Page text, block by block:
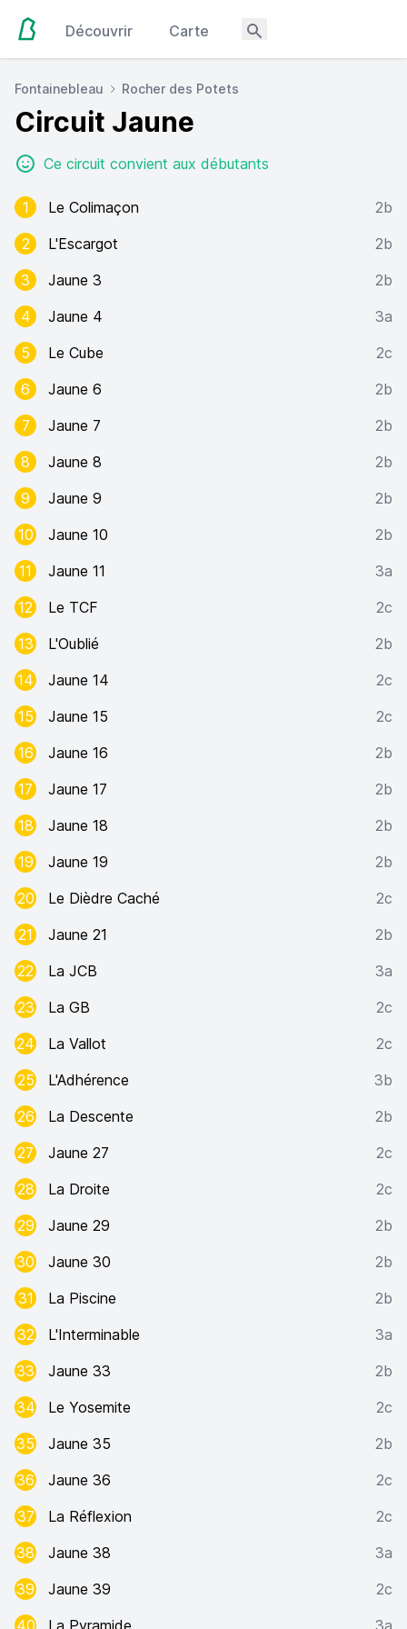
Découvrir Carte
Fontainebleau Rocher des Potets
Circuit Jaune
Ce circuit convient aux débutants
1 Le Colimaçon
2b
2
L'Escargot
2b
3
Jaune 3
2b
4
Jaune 4
3a
5
Le Cube
2c
6
Jaune 6
2b
7
Jaune 7
2b
8
Jaune 8
2b
9
Jaune 9
2b
10
Jaune 10
2b
11
Jaune 11
3a
12
Le TCF
2c
13
L'Oublié
2b
14
Jaune 14
2c
15
Jaune 15
2c
16
Jaune 16
2b
17
Jaune 17
2b
18
Jaune 18
2b
19
Jaune 19
2b
20
Le Dièdre Caché
2c
21
Jaune 21
2b
22
La JCB
3a
23
La GB
2c
24
La Vallot
2c
25
L'Adhérence
3b
26
La Descente
2b
27
Jaune 27
2c
28
La Droite
2c
29
Jaune 29
2b
30
Jaune 30
2b
31
La Piscine
2b
32
L'Interminable
3a
33
Jaune 33
2b
34
Le Yosemite
2c
35
Jaune 35
2b
36
Jaune 36
2c
37
La Réflexion
2c
38
Jaune 38
3a
39
Jaune 39
2c
40
La Pyramide 3a